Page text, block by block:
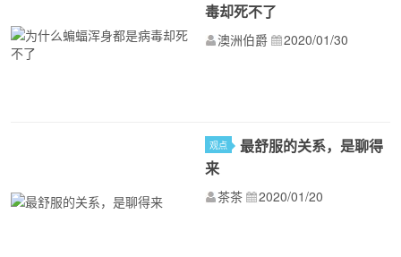
毒却死不了
澳洲伯爵 2020/01/30
观点
最舒服的关系，是聊得
来
茶茶 2020/01/20